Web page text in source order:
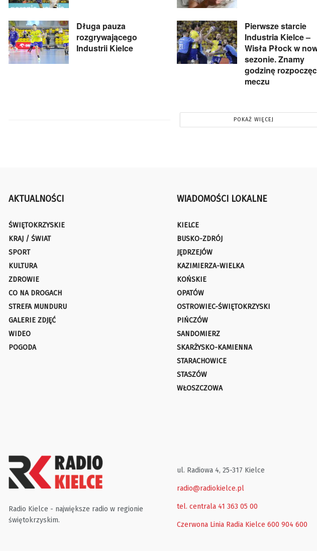
Długa pauza
rozgrywającego
Industrii Kielce
Pierwsze starcie
Industria Kielce –
Wisła Płock w
sezonie. Znamy
godzinę
meczu
POKAŻ WIĘCEJ
AKTUALNOŚCI
ŚWIĘTOKRZYSKIE
KRAJ / ŚWIAT
SPORT
KULTURA
ZDROWIE
CO NA DROGACH
STREFA MUNDURU
GALERIE ZDJĘĆ
WIDEO
POGODA
WIADOMOŚCI LOKALNE
KIELCE
BUSKO-ZDRÓJ
JĘDRZEJÓW
KAZIMIERZA-WIELKA
KOŃSKIE
OPATÓW
OSTROWIEC-ŚWIĘTOKRZYSKI
PIŃCZÓW
SANDOMIERZ
SKARŻYSKO-KAMIENNA
STARACHOWICE
STASZÓW
WŁOSZCZOWA
Radio Kielce - największe radio w regionie
świętokrzyskim.
ul. Radiowa 4, 25-317 Kielce
radio@radiokielce.pl
tel. centrala 41 363 05 00
Czerwona Linia Radia Kielce 600 904 600